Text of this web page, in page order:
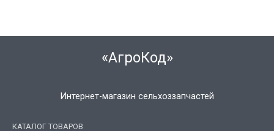
«АгроКод»
Интернет-магазин сельхоззапчастей
КАТАЛОГ ТОВАРОВ